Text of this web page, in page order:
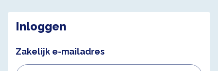
Inloggen
Zakelijk e-mailadres